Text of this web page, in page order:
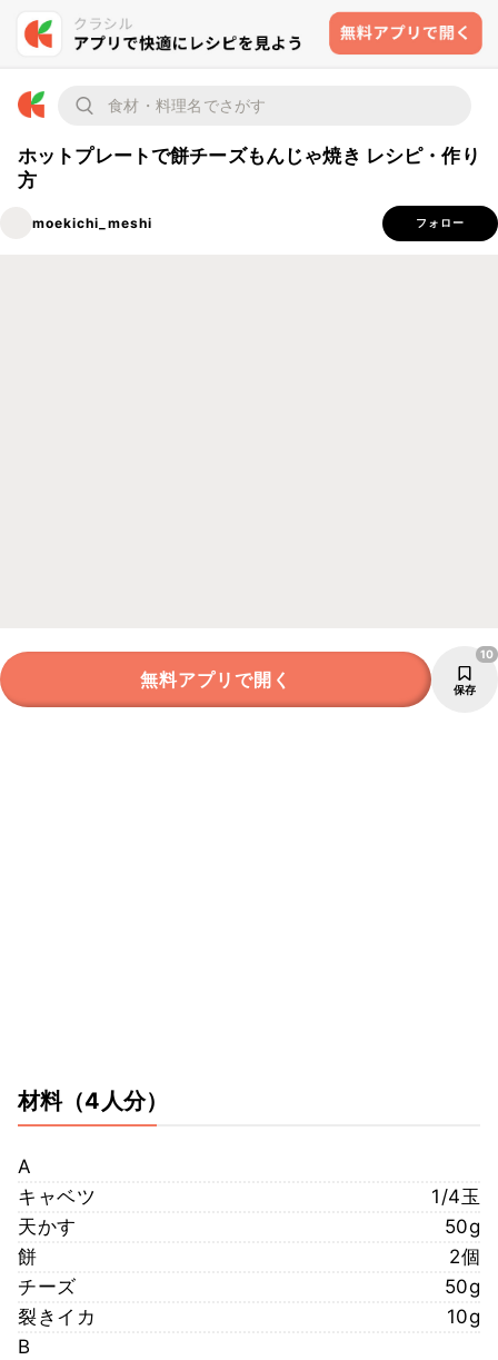
ホットプレートで餅チーズもんじゃ焼き レシピ・作り
方
moekichi_meshi フォロー
無料アプリで開く 保存
10
材料（4人分）
A
キャベツ
1/4玉
天かす
50g
餅
2個
チーズ
50g
裂きイカ
10g
B